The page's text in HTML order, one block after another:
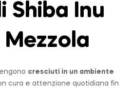
Shiba Inu
cresciuti in un ambiente
cura e attenzione quotidiana fin